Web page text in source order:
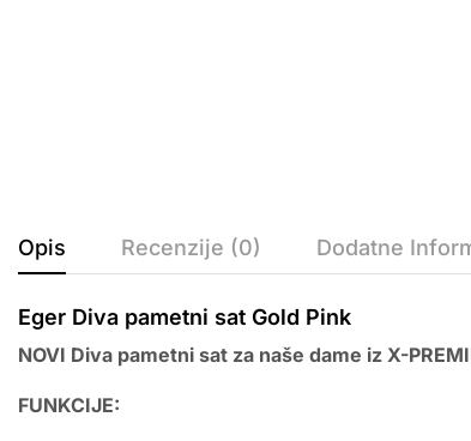
Opis Recenzije (0) Dodatne
Eger Diva pametni sat Gold Pink
NOVI Diva pametni sat za naše dame iz X-
FUNKCIJE: